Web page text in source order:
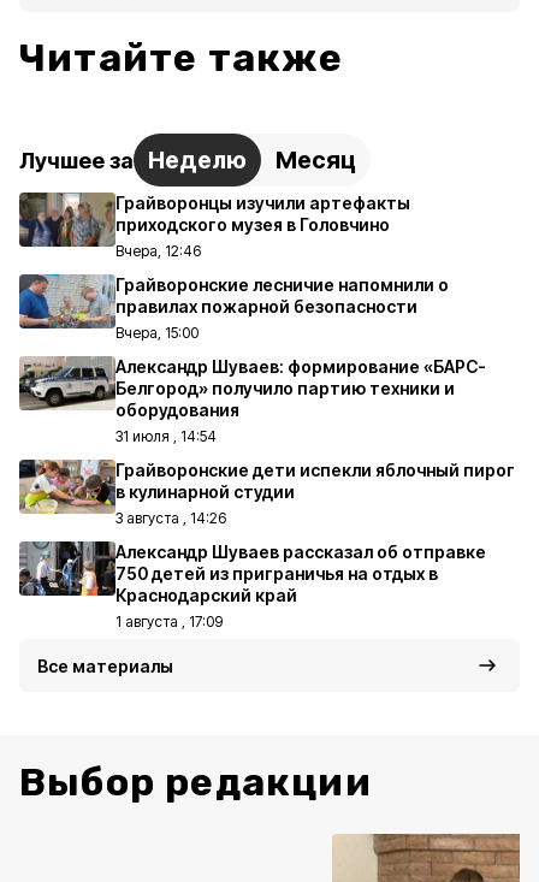
Читайте также
Лучшее за Неделю Месяц
Грайворонцы изучили артефакты
приходского музея в Головчино
Вчера, 12:46
Грайворонские лесничие напомнили о
правилах пожарной безопасности
Вчера, 15:00
Александр Шуваев: формирование «БАРС-
Белгород» получило партию техники и
оборудования
31 июля , 14:54
Грайворонские дети испекли яблочный пирог
в кулинарной студии
3 августа , 14:26
Александр Шуваев рассказал об отправке
750 детей из приграничья на отдых в
Краснодарский край
1 августа , 17:09
Все материалы
Выбор редакции